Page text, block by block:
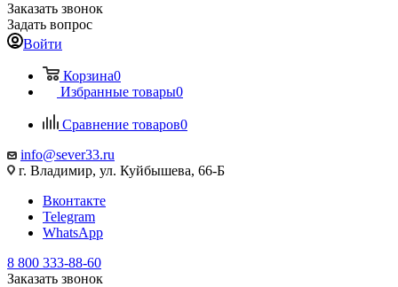
Заказать звонок
Задать вопрос
Войти
Корзина0
Избранные товары0
Сравнение товаров0
info@sever33.ru
г. Владимир, ул. Куйбышева, 66-Б
Вконтакте
Telegram
WhatsApp
8 800 333-88-60
Заказать звонок